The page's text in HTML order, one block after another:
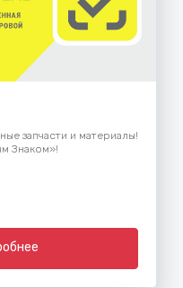
запчасти и материалы!
Знаком»!